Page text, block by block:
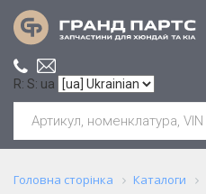
R: S: ua
Головна сторінка Каталоги